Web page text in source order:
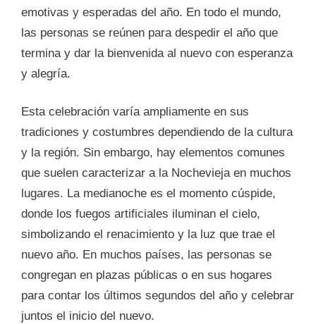
emotivas y esperadas del año. En todo el mundo,
las personas se reúnen para despedir el año que
termina y dar la bienvenida al nuevo con esperanza
y alegría.
Esta celebración varía ampliamente en sus
tradiciones y costumbres dependiendo de la cultura
y la región. Sin embargo, hay elementos comunes
que suelen caracterizar a la Nochevieja en muchos
lugares. La medianoche es el momento cúspide,
donde los fuegos artificiales iluminan el cielo,
simbolizando el renacimiento y la luz que trae el
nuevo año. En muchos países, las personas se
congregan en plazas públicas o en sus hogares
para contar los últimos segundos del año y celebrar
juntos el inicio del nuevo.